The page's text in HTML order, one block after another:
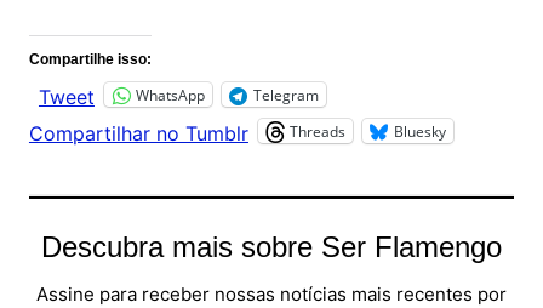
Compartilhe isso:
Tweet WhatsApp Telegram
Compartilhar no Tumblr Threads Bluesky
Descubra mais sobre Ser Flamengo
Assine para receber nossas notícias mais recentes por